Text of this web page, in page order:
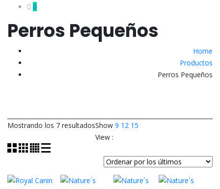
0
Perros Pequeños
Home
Productos
Perros Pequeños
Mostrando los 7 resultadosOrdenado
por
últimos
Show 9 12 15
View :